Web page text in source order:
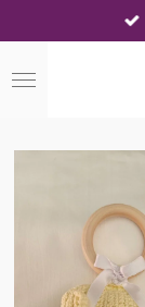
direct
naar
de